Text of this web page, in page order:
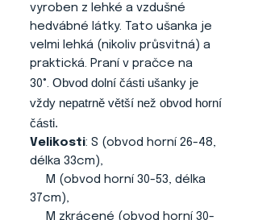
vyroben z lehké a vzdušné
hedvábné látky. Tato ušanka je
velmi lehká (nikoliv průsvitná) a
praktická. Praní v pračce na
30°. Obvod dolní části ušanky je
vždy nepatrně větší než obvod horní
části.
Velikosti: S (obvod horní 26-48,
délka 33cm),
M (obvod horní 30-53, délka
37cm),
M zkrácené (obvod horní 30-